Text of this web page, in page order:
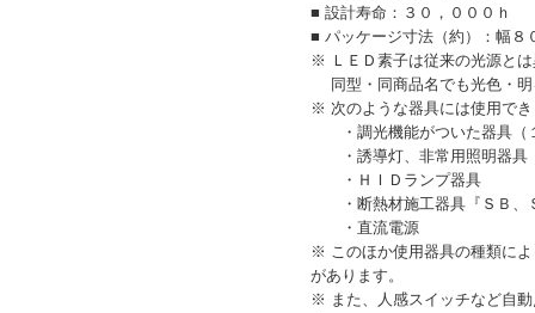
■ 設計寿命：３０，０００ｈ
■ パッケージ寸法（約）：幅８
※ ＬＥＤ素子は従来の光源と
同型・同商品名でも光色・明
※ 次のような器具には使用で
・調光機能がついた器具（
・誘導灯、非常用照明器具
・ＨＩＤランプ器具
・断熱材施工器具『ＳＢ、
・直流電源
※ このほか使用器具の種類に
があります。
※ また、人感スイッチなど自